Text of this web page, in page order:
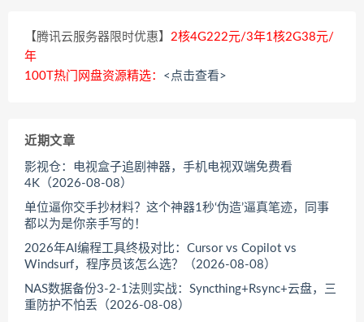
【腾讯云服务器限时优惠】 2核4G222元/3年1核2G38元/
年
100T热门网盘资源精选： <点击查看>
近期文章
影视仓：电视盒子追剧神器，手机电视双端免费看
4K（2026-08-08）
单位逼你交手抄材料？这个神器1秒‘伪造’逼真笔迹，同事
都以为是你亲手写的！
2026年AI编程工具终极对比：Cursor vs Copilot vs
Windsurf，程序员该怎么选？（2026-08-08）
NAS数据备份3-2-1法则实战：Syncthing+Rsync+云盘，三
重防护不怕丢（2026-08-08）